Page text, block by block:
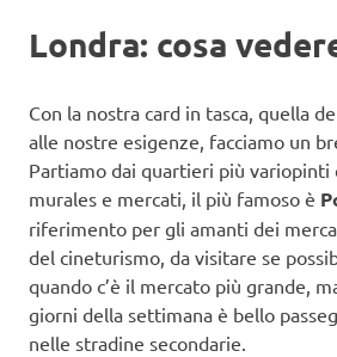
Londra: cosa
Con la nostra card in tasca, quella
alle nostre esigenze, facciamo un
Partiamo dai quartieri più variopinti
murales e mercati, il più famoso è
riferimento per gli amanti dei
del cineturismo, da visitare se
quando c’è il mercato più grande,
giorni della settimana è bello
nelle stradine secondarie.